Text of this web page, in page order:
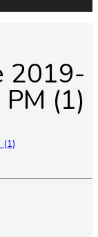
2019-
(1)